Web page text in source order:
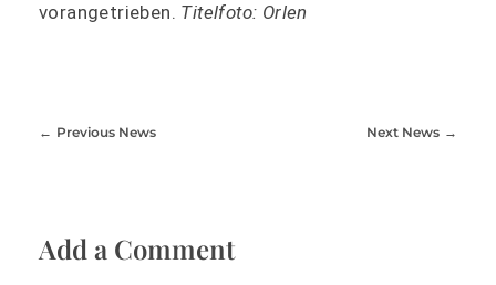
vorangetrieben. Titelfoto: Orlen
Previous News Next News
Add a Comment